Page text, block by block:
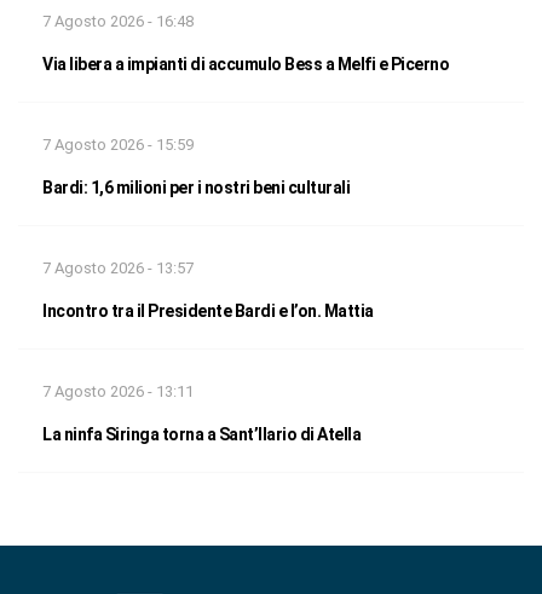
7 Agosto 2026 - 16:48
Via libera a impianti di accumulo Bess a Melfi e Picerno
7 Agosto 2026 - 15:59
Bardi: 1,6 milioni per i nostri beni culturali
7 Agosto 2026 - 13:57
Incontro tra il Presidente Bardi e l’on. Mattia
7 Agosto 2026 - 13:11
La ninfa Siringa torna a Sant’Ilario di Atella